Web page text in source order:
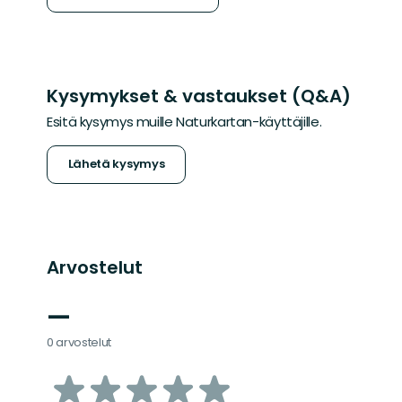
Kysymykset & vastaukset (Q&A)
Esitä kysymys muille Naturkartan-käyttäjille.
Lähetä kysymys
Arvostelut
—
0 arvostelut
/5